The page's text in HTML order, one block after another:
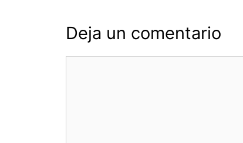
Deja un comentario